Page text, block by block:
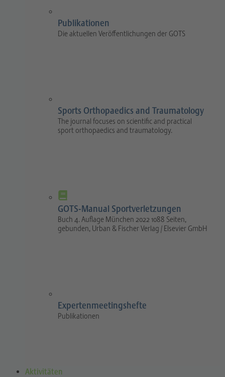
Publikationen
Die aktuellen Veröffentlichungen der GOTS
Sports Orthopaedics and Traumatology
The journal focuses on scientific and practical
sport orthopaedics and traumatology.
GOTS-Manual Sportverletzungen
Buch 4. Auflage München 2022 1088 Seiten,
gebunden, Urban & Fischer Verlag / Elsevier GmbH
Expertenmeetingshefte
Publikationen
Aktivitäten